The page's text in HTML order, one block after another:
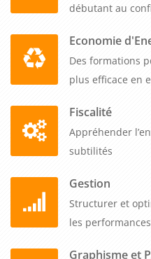
débutant au
Economie
Des formations
plus efficace en
Fiscalité
Appréhender
subtilités
Gestion
Structurer et
les performances
Graphisme et